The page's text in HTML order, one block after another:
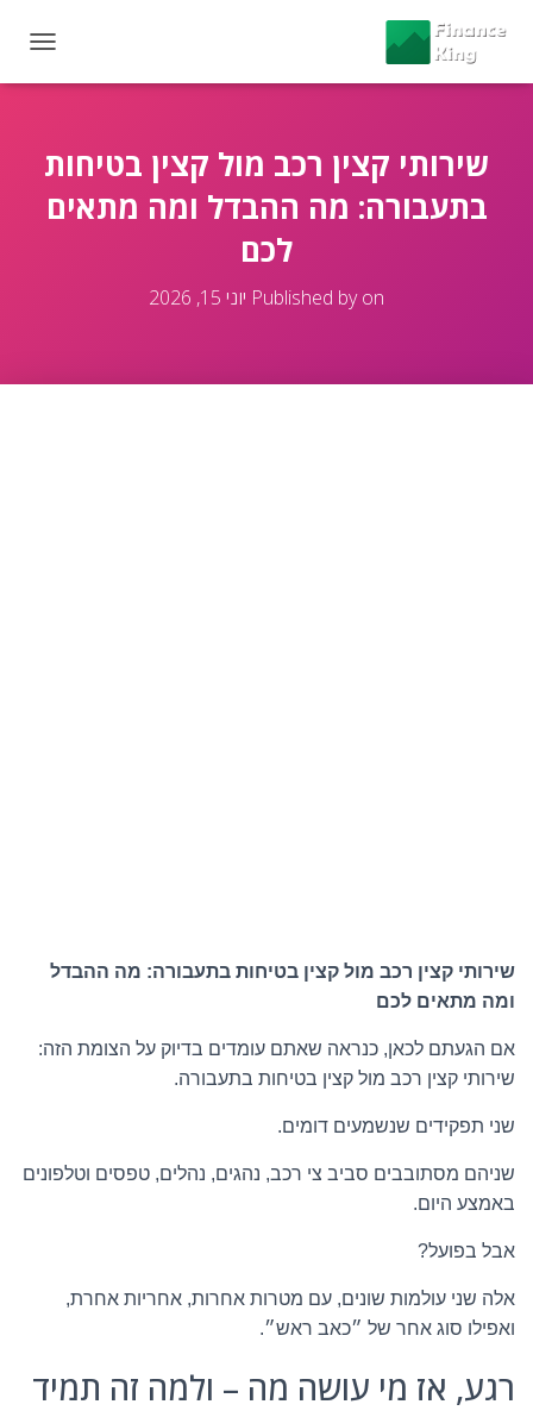
O
שירותי קצין רכב מול קצין בטיחות
בתעבורה: מה ההבדל ומה מתאים
לכם
Published byon יוני 15, 2026
שירותי קצין רכב מול קצין בטיחות בתעבורה: מה ההבדל
ומה מתאים לכם
אם הגעתם לכאן, כנראה שאתם עומדים בדיוק על הצומת הזה:
שירותי קצין רכב מול קצין בטיחות בתעבורה.
שני תפקידים שנשמעים דומים.
שניהם מסתובבים סביב צי רכב, נהגים, נהלים, טפסים וטלפונים
באמצע היום.
אבל בפועל?
אלה שני עולמות שונים, עם מטרות אחרות, אחריות אחרת,
ואפילו סוג אחר של ״כאב ראש״.
רגע, אז מי עושה מה – ולמה זה תמיד